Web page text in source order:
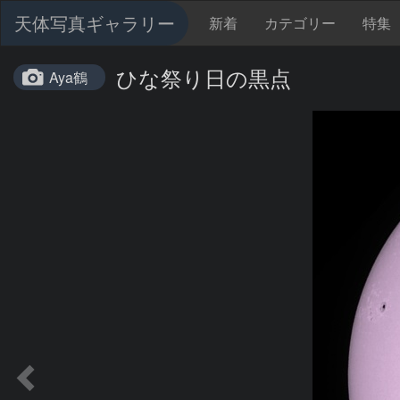
天体写真ギャラリー 新着 カテゴリー 特集
Aya鶴 ひな祭り日の黒点